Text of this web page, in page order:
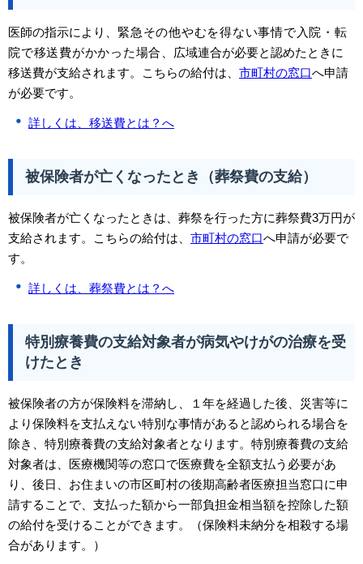
医師の指示により、 緊急その他やむを得ない事情で入院・転
院で移送費がかかった場合
、広域連合が必要と認めたときに
移送費が支給されます。こちらの給付は、 市町村の窓口へ申請
が必要です。
詳しくは、移送費とは？へ
被保険者が亡くなったとき（葬祭費の支給）
被保険者が亡くなったときは、葬祭を行った方に葬祭費3万円が
支給されます。こちらの給付は、 市町村の窓口へ申請が必要で
す。
詳しくは、葬祭費とは？へ
特別療養費の支給対象者が病気やけがの治療を受
けたとき
被保険者の方が保険料を滞納し、１年を経過した後、災害等に
より保険料を支払えない特別な事情があると認められる場合を
除き、特別療養費の支給対象者となります。特別療養費の支給
対象者は、医療機関等の窓口で医療費を全額支払う必要があ
り、後日、お住まいの市区町村の後期高齢者医療担当窓口に申
請することで、支払った額から一部負担金相当額を控除した額
の給付を受けることができます。（保険料未納分を相殺する場
合があります。）